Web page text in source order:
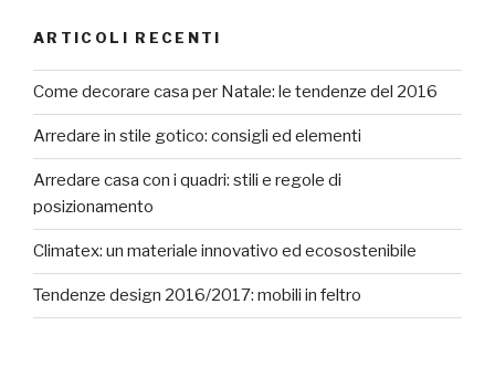
ARTICOLI RECENTI
Come decorare casa per Natale: le tendenze del 2016
Arredare in stile gotico: consigli ed elementi
Arredare casa con i quadri: stili e regole di
posizionamento
Climatex: un materiale innovativo ed ecosostenibile
Tendenze design 2016/2017: mobili in feltro